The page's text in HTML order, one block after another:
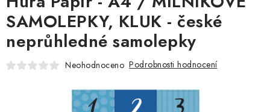
KNIHAŘSKÝ MATERIÁL
SAMOLEPKY, KLUK - české
neprůhledné samolepky
Neohodnoceno Podrobnosti hodnocení